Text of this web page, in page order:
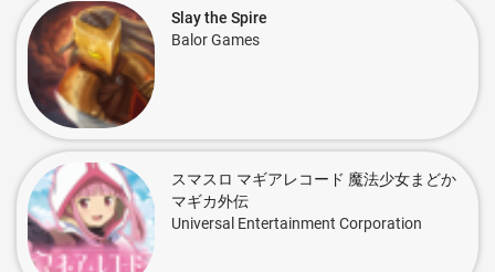
Slay the Spire
Balor Games
スマスロ マギアレコード 魔法少女まどか
マギカ外伝
Universal Entertainment Corporation